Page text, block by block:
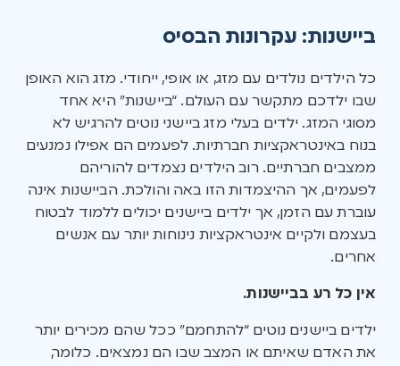
ביישנות: עקרונות הבסיס
כל הילדים נולדים עם מזג, או אופי, ייחודי. מזג הוא האופן
שבו ילדכם מתקשר עם העולם. “ביישנות” היא אחד
מסוגי המזג. ילדים בעלי מזג ביישני נוטים להרגיש לא
בנוח באינטראקציות חברתיות. לפעמים הם אפילו נמנעים
ממצבים חברתיים. רוב הילדים נצמדים להוריהם
לפעמים, אך ההיצמדות הזו באה והולכת. הביישנות אינה
עוברת עם הזמן, אך ילדים ביישנים יכולים ללמוד לבטוח
בעצמם ולקיים אינטראקציות נינוחות יותר עם אנשים
אחרים.
אין כל רע בביישנות.
ילדים ביישנים נוטים “להתחמם” ככל שהם מכירים יותר
את האדם שאיתם או המצב שבו הם נמצאים. כלומר,